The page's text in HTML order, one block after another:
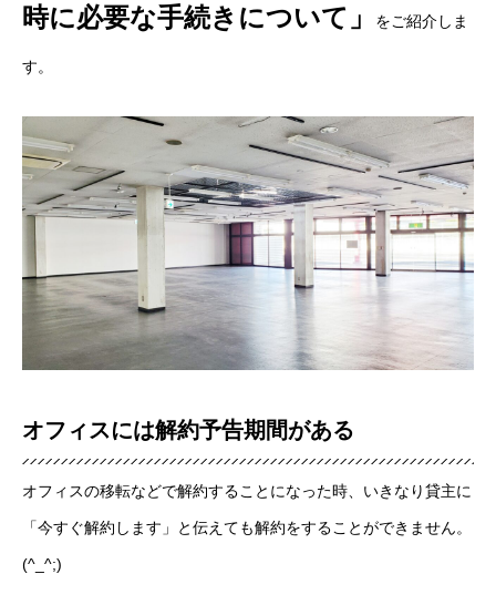
時に必要な手続きについて」 をご紹介しま
す。
オフィスには解約予告期間がある
オフィスの移転などで解約することになった時、いきなり貸主に
「今すぐ解約します」と伝えても解約をすることができません。
(^_^;)